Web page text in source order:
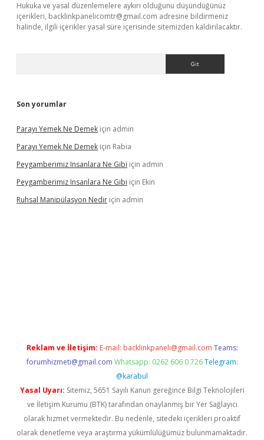
Hukuka ve yasal düzenlemelere aykırı olduğunu düşündüğünüz
içerikleri, backlinkpanelicomtr@gmail.com adresine bildirmeniz
halinde, ilgili içerikler yasal süre içerisinde sitemizden kaldırılacaktır.
Son yorumlar
Parayı Yemek Ne Demek için admin
Parayı Yemek Ne Demek için Rabia
Peygamberimiz Insanlara Ne Gibi için admin
Peygamberimiz Insanlara Ne Gibi için Ekin
Ruhsal Manipülasyon Nedir için admin
Reklam ve İletişim: E-mail: backlinkpaneli@gmail.com Teams:
forumhizmeti@gmail.com Whatsapp: 0262 606 0 726 Telegram:
@karabul
Yasal Uyarı: Sitemiz, 5651 Sayılı Kanun gereğince Bilgi Teknolojileri
ve İletişim Kurumu (BTK) tarafından onaylanmış bir Yer Sağlayıcı
olarak hizmet vermektedir. Bu nedenle, sitedeki içerikleri proaktif
olarak denetleme veya araştırma yükümlülüğümüz bulunmamaktadır.